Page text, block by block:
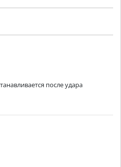
после удара